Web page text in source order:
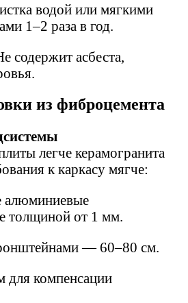
водой или мягкими
1–2 раза в год.
содержит асбеста,
из фиброцемента
легче керамогранита
к каркасу мягче:
алюминиевые
толщиной от 1 мм.
— 60–80 см.
для компенсации